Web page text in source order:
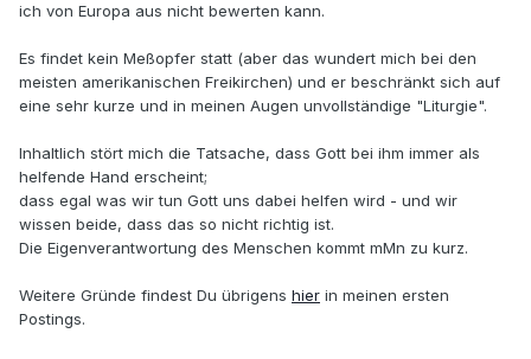
ich von Europa aus nicht bewerten kann.
Es findet kein Meßopfer statt (aber das wundert mich bei den
meisten amerikanischen Freikirchen) und er beschränkt sich auf
eine sehr kurze und in meinen Augen unvollständige "Liturgie".
Inhaltlich stört mich die Tatsache, dass Gott bei ihm immer als
helfende Hand erscheint;
dass egal was wir tun Gott uns dabei helfen wird - und wir
wissen beide, dass das so nicht richtig ist.
Die Eigenverantwortung des Menschen kommt mMn zu kurz.
Weitere Gründe findest Du übrigens hier in meinen ersten
Postings.